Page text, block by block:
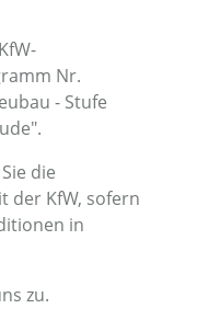
Nr.
- Stufe
die
der KfW, sofern
in
zu.